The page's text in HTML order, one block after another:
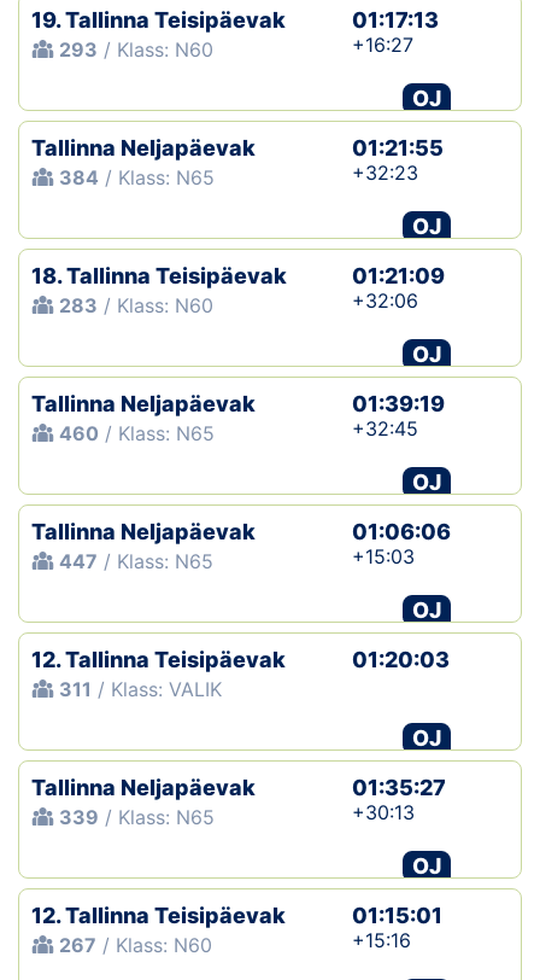
19. Tallinna Teisipäevak
293 / Klass: N60
01:17:13
+16:27
OJ
Tallinna Neljapäevak
384 / Klass: N65
01:21:55
+32:23
OJ
18. Tallinna Teisipäevak
283 / Klass: N60
01:21:09
+32:06
OJ
Tallinna Neljapäevak
460 / Klass: N65
01:39:19
+32:45
OJ
Tallinna Neljapäevak
447 / Klass: N65
01:06:06
+15:03
OJ
12. Tallinna Teisipäevak
311 / Klass: VALIK
01:20:03
OJ
Tallinna Neljapäevak
339 / Klass: N65
01:35:27
+30:13
OJ
12. Tallinna Teisipäevak
267 / Klass: N60
01:15:01
+15:16